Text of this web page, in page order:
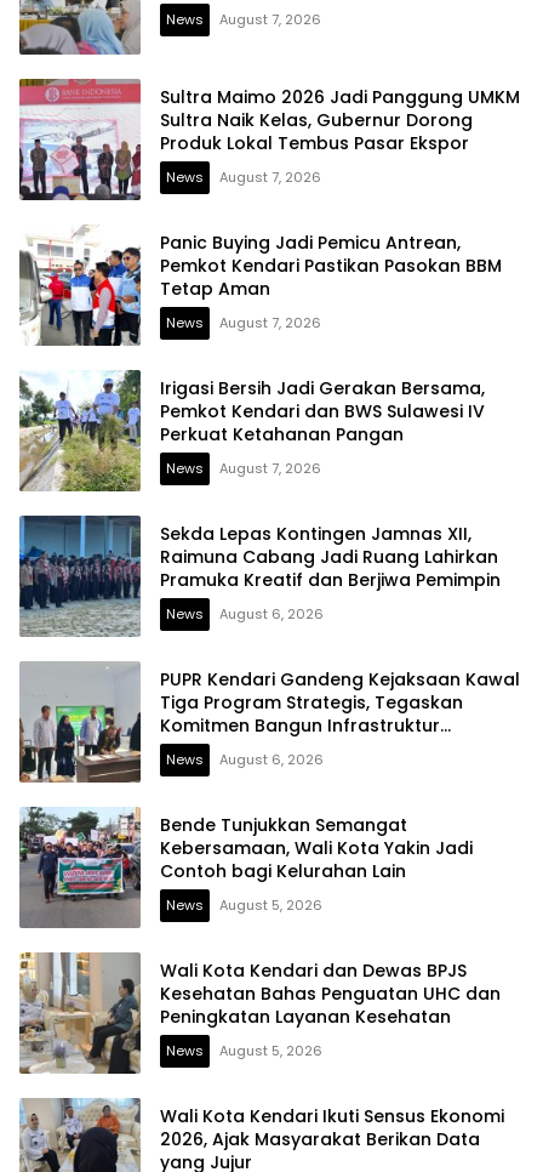
News August 7, 2026
Sultra Maimo 2026 Jadi Panggung UMKM
Sultra Naik Kelas, Gubernur Dorong
Produk Lokal Tembus Pasar Ekspor
News August 7, 2026
Panic Buying Jadi Pemicu Antrean,
Pemkot Kendari Pastikan Pasokan BBM
Tetap Aman
News August 7, 2026
Irigasi Bersih Jadi Gerakan Bersama,
Pemkot Kendari dan BWS Sulawesi IV
Perkuat Ketahanan Pangan
News August 7, 2026
Sekda Lepas Kontingen Jamnas XII,
Raimuna Cabang Jadi Ruang Lahirkan
Pramuka Kreatif dan Berjiwa Pemimpin
News August 6, 2026
PUPR Kendari Gandeng Kejaksaan Kawal
Tiga Program Strategis, Tegaskan
Komitmen Bangun Infrastruktur
Berintegritas
News August 6, 2026
Bende Tunjukkan Semangat
Kebersamaan, Wali Kota Yakin Jadi
Contoh bagi Kelurahan Lain
News August 5, 2026
Wali Kota Kendari dan Dewas BPJS
Kesehatan Bahas Penguatan UHC dan
Peningkatan Layanan Kesehatan
News August 5, 2026
Wali Kota Kendari Ikuti Sensus Ekonomi
2026, Ajak Masyarakat Berikan Data
yang Jujur